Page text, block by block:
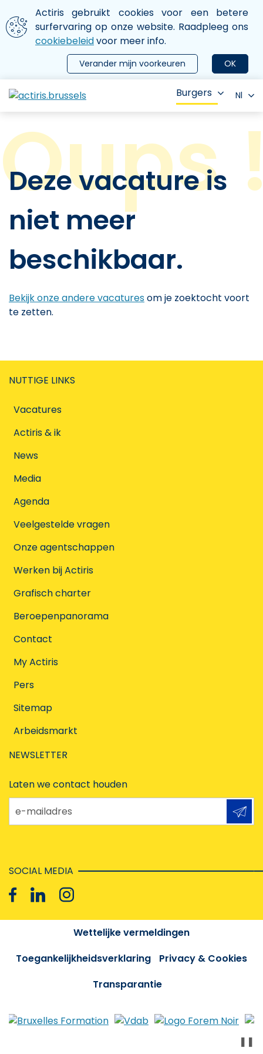
Aller au contenu principal
We gebruiken cookies
Actiris gebruikt cookies voor een betere
surfervaring op onze website. Raadpleeg ons
cookiebeleidvoor meer info.
OK
Verander mijn voorkeuren
le menu
Burgers Nl
Deze vacature is
niet meer
beschikbaar.
Bekijk onze andere vacaturesom je zoektocht voort
te zetten.
NUTTIGE LINKS
Vacatures
Actiris & ik
News
Media
Agenda
Veelgestelde vragen
Onze agentschappen
Werken bij Actiris
Grafisch charter
Beroepenpanorama
Contact
My Actiris
Pers
Sitemap
Arbeidsmarkt
NEWSLETTER
Laten we contact houden
e-mailadres
SOCIAL MEDIA
Wettelijke vermeldingen
Toegankelijkheidsverklaring
Privacy & Cookies
Transparantie
❚❚